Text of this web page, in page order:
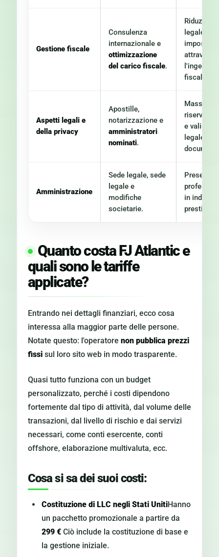
Gestione fiscale
Consulenza
internazionale e
ottimizzazione
del carico fiscale.
Riduzione
legale
imposte
attraverso
fiscale.
Aspetti legali e
della privacy
Apostille,
notarizzazione e
amministratori
nominati.
Massima
e validità
legale dei
Amministrazione
Sede legale, sede
legale e
modifiche
societarie.
Presenza
in indirizzi
Quanto costa FJ Atlantic e
quali sono le tariffe
applicate?
Entrando nei dettagli finanziari, ecco cosa
interessa alla maggior parte delle persone.
Notate questo: l'operatore non pubblica prezzi
fissi sul loro sito web in modo trasparente.
Quasi tutto funziona con un budget
personalizzato, perché i costi dipendono
fortemente dal tipo di attività, dal volume delle
transazioni, dal livello di rischio e dai servizi
necessari, come conti esercente, conti
offshore, elaborazione multivaluta, ecc.
Cosa si sa dei suoi costi:
Costituzione di LLC negli Stati UnitiHanno
un pacchetto promozionale a partire da
299 € Ciò include la costituzione di base e
la gestione iniziale.